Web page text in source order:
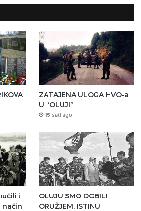
ZATAJENA ULOGA HVO-a
U “OLUJI”
15 sati ago
i
način
OLUJU SMO DOBILI
ORUŽJEM. ISTINU